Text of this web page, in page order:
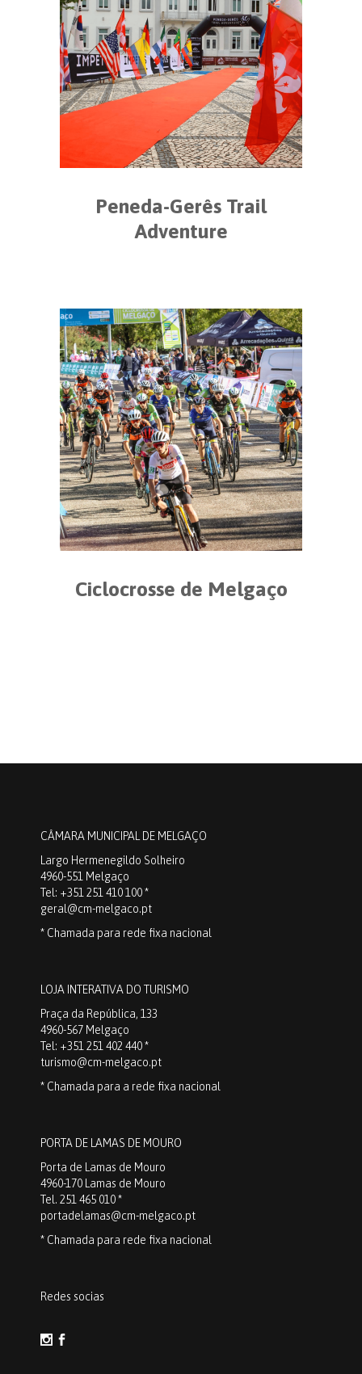
Peneda-Gerês Trail
Adventure
Ciclocrosse de Melgaço
CÂMARA MUNICIPAL DE MELGAÇO
Largo Hermenegildo Solheiro
4960-551 Melgaço
Tel: +351 251 410 100 *
geral@cm-melgaco.pt
* Chamada para rede fixa nacional
LOJA INTERATIVA DO TURISMO
Praça da República, 133
4960-567 Melgaço
Tel: +351 251 402 440 *
turismo@cm-melgaco.pt
* Chamada para a rede fixa nacional
PORTA DE LAMAS DE MOURO
Porta de Lamas de Mouro
4960-170 Lamas de Mouro
Tel. 251 465 010 *
portadelamas@cm-melgaco.pt
* Chamada para rede fixa nacional
Redes socias